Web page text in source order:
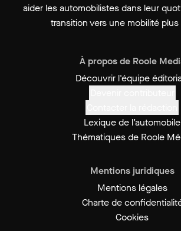
aider les automobilistes dans leur
transition vers une mobilité plus
À propos de Roole
Découvrir l'équipe
Lexique de l’automobile
Thématiques de Roole
Mentions juridiques
Mentions légales
Charte de
Cookies